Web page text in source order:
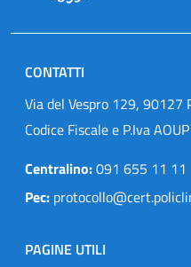
CONTATTI
Via del Vespro 129, 90127
Codice Fiscale e P.Iva
Centralino:091 655 11 11
Pec:
PAGINE UTILI